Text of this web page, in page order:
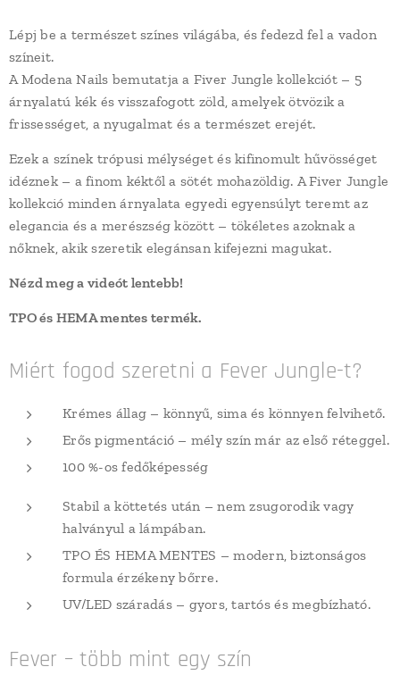
Lépj be a természet színes világába, és fedezd fel a vadon
színeit.
A Modena Nails bemutatja a Fiver Jungle kollekciót – 5
árnyalatú kék és visszafogott zöld, amelyek ötvözik a
frissességet, a nyugalmat és a természet erejét.
Ezek a színek trópusi mélységet és kifinomult hűvösséget
idéznek – a finom kéktől a sötét mohazöldig. A Fiver Jungle
kollekció minden árnyalata egyedi egyensúlyt teremt az
elegancia és a merészség között – tökéletes azoknak a
nőknek, akik szeretik elegánsan kifejezni magukat.
Nézd meg a videót lentebb!
TPO és HEMA mentes termék.
Miért fogod szeretni a Fever Jungle-t?
Krémes állag – könnyű, sima és könnyen felvihető.
Erős pigmentáció – mély szín már az első réteggel.
100 %-os fedőképesség
Stabil a köttetés után – nem zsugorodik vagy
halványul a lámpában.
TPO ÉS HEMA MENTES – modern, biztonságos
formula érzékeny bőrre.
UV/LED száradás – gyors, tartós és megbízható.
Fever – több mint egy szín